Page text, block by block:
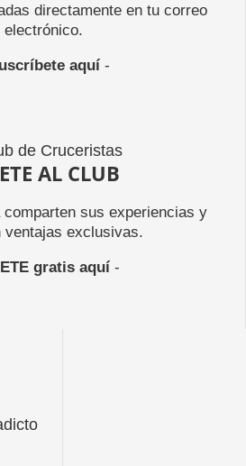
directamente en tu correo
electrónico.
aquí-
AL CLUB
sus experiencias y
ventajas exclusivas.
gratis aquí-